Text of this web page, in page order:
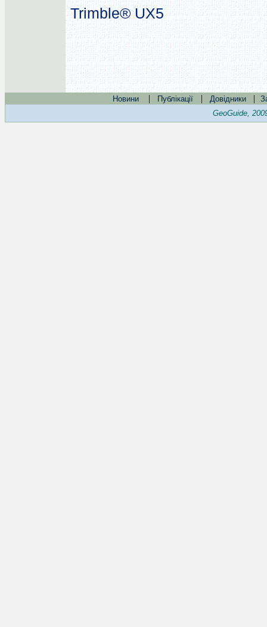
Trimble® UX5
Новини | Публікації | Довідники |
GeoGuide,